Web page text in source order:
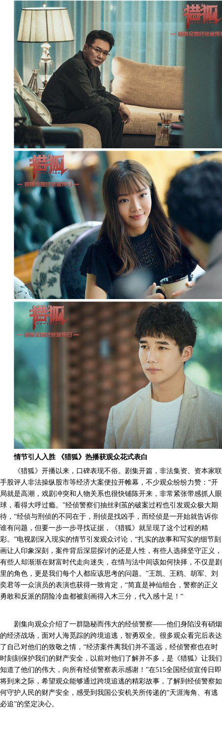
情节引人入胜 《猎狐》热播获观众花式表白
《猎狐》开播以来，口碑表现不俗。剧集开篇，非法集资、资本家联
手股评人非法操纵股市等经济大案便拉开帷幕，不少观众纷纷力赞：“开
局就是高潮，戏剧冲突和人物关系也很快铺陈开来，非常紧张带感抓人眼
球，看得大呼过瘾。”经侦警察们抽丝剥茧的破案过程也引发观众极大期
待，“经侦与刑侦的不同在于，刑侦是找凶手，而经侦是一开始就告诉你
谁有问题，但要一步一步寻找证据，《猎狐》就呈现了这个过程的精
彩。”电视剧深入现实的情节引发观众讨论，“扎实的故事和写实的细节刻
画让人印象深刻，案件背后深层探讨的还是人性，有些人选择坚守正义，
有些人却渐渐在财富时代走向迷失，在情与法中间该如何抉择，不仅是剧
里的角色，更是我们每个人都应该思考的问题。”王凯、王鸥、胡军、刘
奕君等一众演员的表演也获得一致肯定，“简直是神仙组合，警察的正义
勇敢和反派的阴险冷血都被刻画得入木三分，代入感十足！“
剧集向观众介绍了一群隐秘而伟大的经侦警察——他们身陷没有硝烟
的经济战场，面对人海觅踪的跨境追逃，智勇双全。很多观众看完后表达
了自己对他们的致敬之情，“经济案件离我们并不遥远，经侦警察也在时
时刻刻保护我们的财产安全，以前对他们了解并不多，是《猎狐》让我们
知道了他们的伟大，向所有经侦警察表示感谢！”在515全国经侦宣传日即
将到来之际，希望观众能够通过跨境追逃的精彩故事，了解到经侦警察如
何守护人民的财产安全，感受到我国公安机关所传递的“天涯海角、有逃
必追”的坚定决心。